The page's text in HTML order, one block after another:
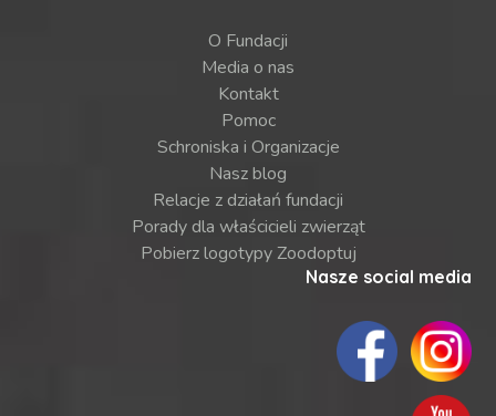
O Fundacji
Media o nas
Kontakt
Pomoc
Schroniska i Organizacje
Nasz blog
Relacje z działań fundacji
Porady dla właścicieli zwierząt
Pobierz logotypy Zoodoptuj
Nasze social media